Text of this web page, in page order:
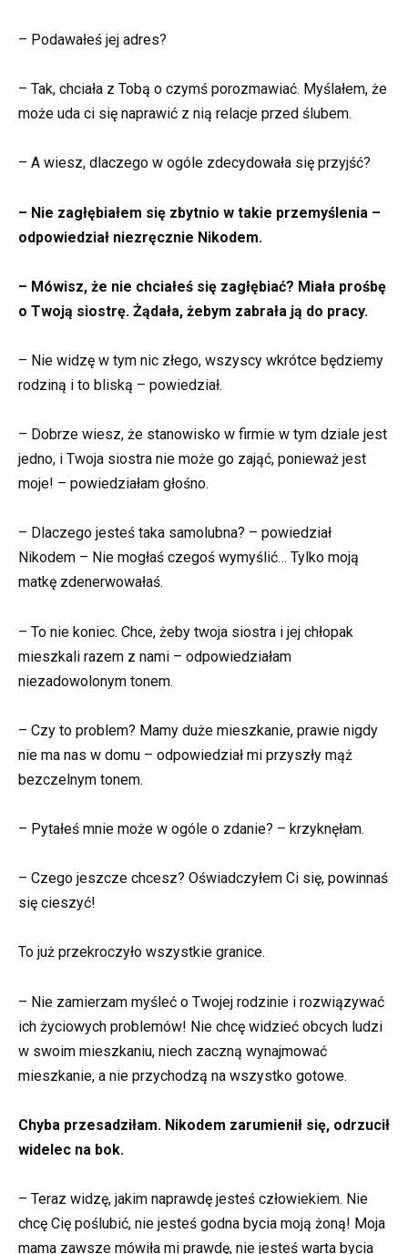
– Podawałeś jej adres?
– Tak, chciała z Tobą o czymś porozmawiać. Myślałem, że
może uda ci się naprawić z nią relacje przed ślubem.
– A wiesz, dlaczego w ogóle zdecydowała się przyjść?
– Nie zagłębiałem się zbytnio w takie przemyślenia –
odpowiedział niezręcznie Nikodem.
– Mówisz, że nie chciałeś się zagłębiać? Miała prośbę
o Twoją siostrę. Żądała, żebym zabrała ją do pracy.
– Nie widzę w tym nic złego, wszyscy wkrótce będziemy
rodziną i to bliską – powiedział.
– Dobrze wiesz, że stanowisko w firmie w tym dziale jest
jedno, i Twoja siostra nie może go zająć, ponieważ jest
moje! – powiedziałam głośno.
– Dlaczego jesteś taka samolubna? – powiedział
Nikodem – Nie mogłaś czegoś wymyślić… Tylko moją
matkę zdenerwowałaś.
– To nie koniec. Chce, żeby twoja siostra i jej chłopak
mieszkali razem z nami – odpowiedziałam
niezadowolonym tonem.
– Czy to problem? Mamy duże mieszkanie, prawie nigdy
nie ma nas w domu – odpowiedział mi przyszły mąż
bezczelnym tonem.
– Pytałeś mnie może w ogóle o zdanie? – krzyknęłam.
– Czego jeszcze chcesz? Oświadczyłem Ci się, powinnaś
się cieszyć!
To już przekroczyło wszystkie granice.
– Nie zamierzam myśleć o Twojej rodzinie i rozwiązywać
ich życiowych problemów! Nie chcę widzieć obcych ludzi
w swoim mieszkaniu, niech zaczną wynajmować
mieszkanie, a nie przychodzą na wszystko gotowe.
Chyba przesadziłam. Nikodem zarumienił się, odrzucił
widelec na bok.
– Teraz widzę, jakim naprawdę jesteś człowiekiem. Nie
chcę Cię poślubić, nie jesteś godna bycia moją żoną! Moja
mama zawsze mówiła mi prawdę, nie jesteś warta bycia